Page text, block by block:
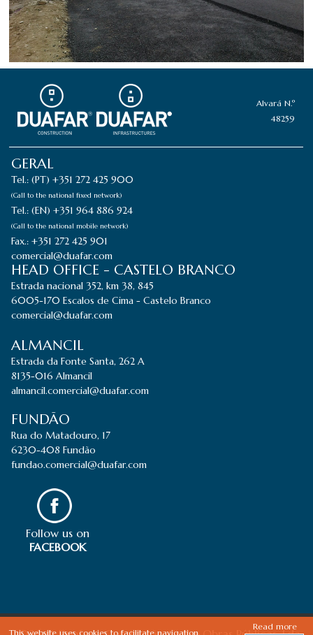
This website uses cookies to facilitate navigation,
Read more
Alvará N.º
48259
GERAL
Tel.: (PT) +351 272 425 900
(Call to the national fixed network)
Tel.: (EN) +351 964 886 924
(Call to the national mobile network)
Fax.: +351 272 425 901
comercial@duafar.com
HEAD OFFICE - CASTELO BRANCO
Estrada nacional 352, km 38, 845
6005-170 Escalos de Cima - Castelo Branco
comercial@duafar.com
ALMANCIL
Estrada da Fonte Santa, 262 A
8135-016 Almancil
almancil.comercial@duafar.com
FUNDÃO
Rua do Matadouro, 17
6230-408 Fundão
fundao.comercial@duafar.com
Follow us on
FACEBOOK